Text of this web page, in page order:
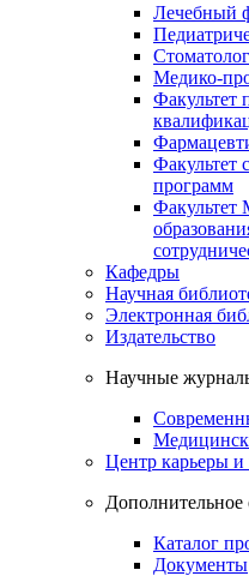
Лечебный
Медико-
Факультет
Факультет
программ
Факультет
Кафедры
Научная
Электронная
Издательство
Научные
Центр карьеры и
Дополнительное
Каталог
Документы